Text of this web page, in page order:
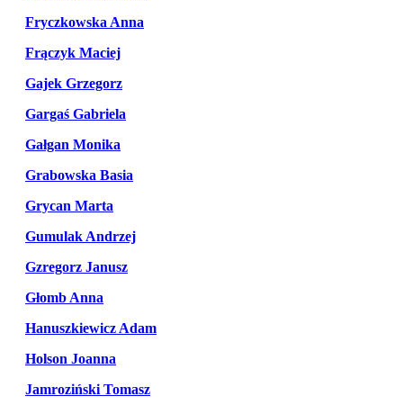
Fryczkowska Anna
Frączyk Maciej
Gajek Grzegorz
Gargaś Gabriela
Gałgan Monika
Grabowska Basia
Grycan Marta
Gumulak Andrzej
Gzregorz Janusz
Głomb Anna
Hanuszkiewicz Adam
Holson Joanna
Jamroziński Tomasz